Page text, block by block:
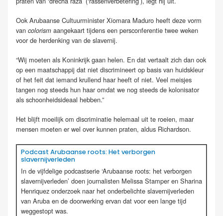
Ook Arubaanse Cultuurminister Xiomara Maduro heeft deze vorm
van colorism aangekaart tijdens een persconferentie twee weken
voor de herdenking van de slavernij.
“Wij moeten als Koninkrijk gaan helen. En dat vertaalt zich dan ook
op een maatschappij dat niet discrimineert op basis van huidskleur
of het feit dat iemand krullend haar heeft of niet. Veel meisjes
tangen nog steeds hun haar omdat we nog steeds de kolonisator
als schoonheidsideaal hebben.”
Het blijft moeilijk om discriminatie helemaal uit te roeien, maar
mensen moeten er wel over kunnen praten, aldus Richardson.
Podcast Arubaanseroots: Het verborgen
slavernijverleden
In de vijfdelige podcastserie ‘Arubaanse roots: het verborgen
slavernijverleden’ doen journalisten Melissa Stamper en Sharina
Henriquez onderzoek naar het onderbelichte slavernijverleden
van Aruba en de doorwerking ervan dat voor een lange tijd
weggestopt was.